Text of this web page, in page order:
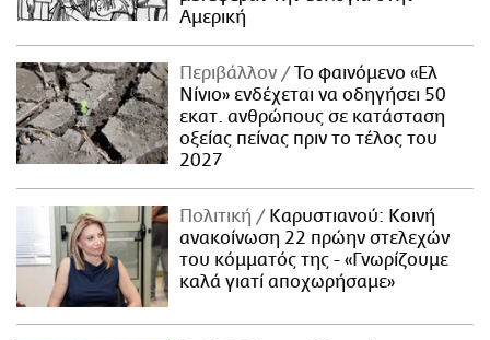
Αμερική
Περιβάλλον
Το φαινόμενο «Ελ
Νίνιο» ενδέχεται να οδηγήσει 50
εκατ. ανθρώπους σε κατάσταση
οξείας πείνας πριν το τέλος του
2027
Πολιτική
Καρυστιανού: Κοινή
ανακοίνωση 22 πρώην στελεχών
του κόμματός της - «Γνωρίζουμε
καλά γιατί αποχωρήσαμε»